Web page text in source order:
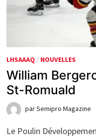
LHSAAAQ / NOUVELLES
William
St-Romuald
parSemipro Magazine
Le Poulin